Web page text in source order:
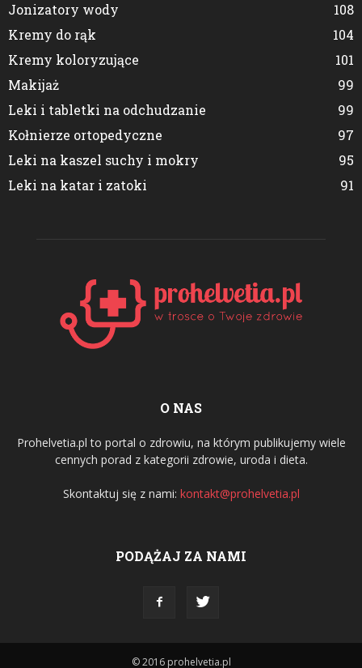
Jonizatory wody
108
Kremy do rąk
104
Kremy koloryzujące
101
Makijaż
99
Leki i tabletki na odchudzanie
99
Kołnierze ortopedyczne
97
Leki na kaszel suchy i mokry
95
Leki na katar i zatoki
91
O NAS
Prohelvetia.pl to portal o zdrowiu, na którym publikujemy wiele
cennych porad z kategorii zdrowie, uroda i dieta.
Skontaktuj się z nami: kontakt@prohelvetia.pl
PODĄŻAJ ZA NAMI
© 2016 prohelvetia.pl